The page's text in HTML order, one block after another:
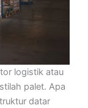
logistik atau
palet. Apa
datar